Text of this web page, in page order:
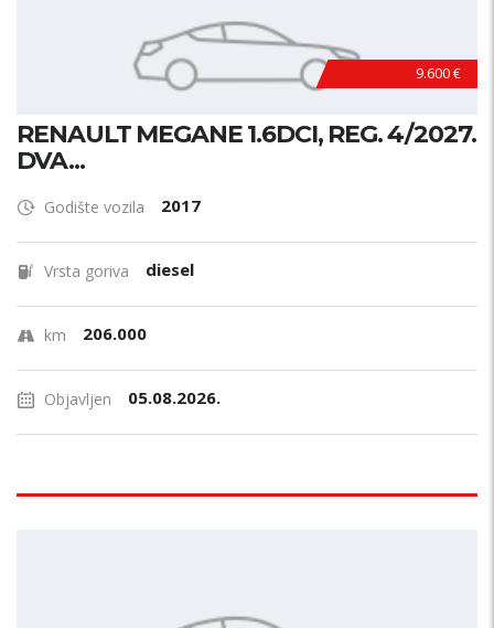
9.600 €
RENAULT MEGANE 1.6DCI, REG. 4/2027.
DVA...
Godište vozila 2017
Vrsta goriva diesel
km 206.000
Objavljen 05.08.2026.